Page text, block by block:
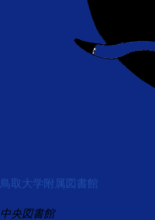
鳥取大学附属図書館
中央図書館